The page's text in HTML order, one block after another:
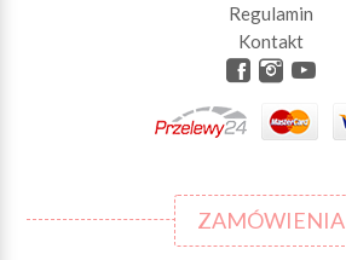
Regulamin
Kontakt
ZAMÓWIENIA